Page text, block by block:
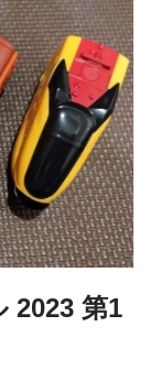
2023 第1